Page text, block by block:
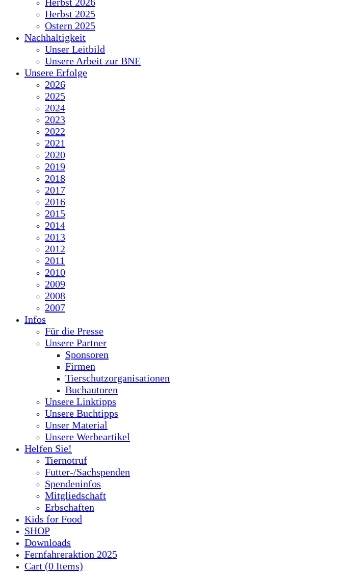
Herbst 2025
Ostern 2025
Nachhaltigkeit
Unser Leitbild
Unsere Arbeit zur BNE
Unsere Erfolge
2026
2025
2024
2023
2022
2021
2020
2019
2018
2017
2016
2015
2014
2013
2012
2011
2010
2009
2008
2007
Infos
Für die Presse
Unsere Partner
Sponsoren
Firmen
Tierschutzorganisationen
Buchautoren
Unsere Linktipps
Unsere Buchtipps
Unser Material
Unsere Werbeartikel
Helfen Sie!
Tiernotruf
Futter-/Sachspenden
Spendeninfos
Mitgliedschaft
Erbschaften
Kids for Food
SHOP
Downloads
Fernfahreraktion 2025
Cart (0 Items)